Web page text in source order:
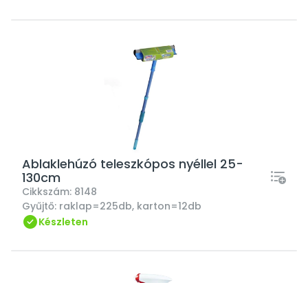
Ablaklehúzó teleszkópos nyéllel 25-
130cm
Cikkszám: 8148
Gyűjtő: raklap=225db, karton=12db
Készleten